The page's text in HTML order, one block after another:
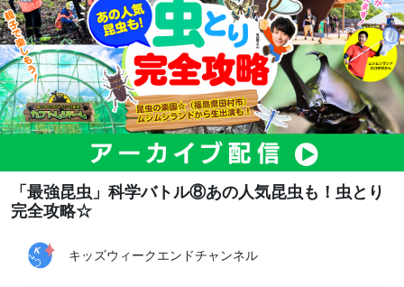
「最強昆虫」科学バトル⑧あの人気昆虫も！虫とり
完全攻略☆
キッズウィークエンドチャンネル